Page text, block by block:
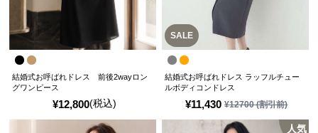
¥12,800(税込)
結婚式お呼ばれドレス 前後2wayロン
グワンピース
SALE
¥11,430 ¥12700(割引前)
結婚式お呼ばれドレス ラッフルチュー
ルボディコンドレス
人気